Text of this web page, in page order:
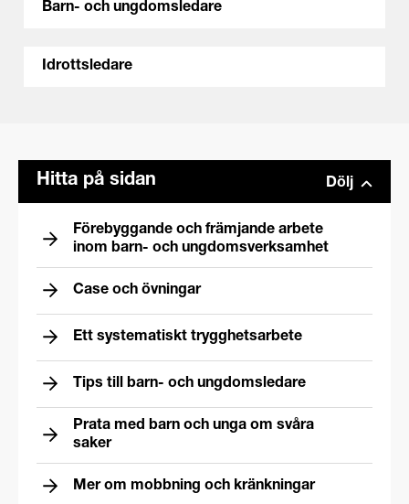
Barn- och ungdomsledare
Idrottsledare
Hitta på sidan Dölj
Förebyggande och främjande arbete
inom barn- och ungdomsverksamhet
Case och övningar
Ett systematiskt trygghetsarbete
Tips till barn- och ungdomsledare
Prata med barn och unga om svåra
saker
Mer om mobbning och kränkningar